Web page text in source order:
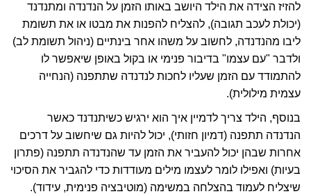
להזיז הצידה את הילד היושב באותו הזמן על הנדנדה ומתנדנד
(יכולת לעכב תגובה), להצליח להפנות את מבטו או את תשומת
ליבו מהנדנדה, לחשוב על משהו אחר בינתיים (ניהול תשומת לב)
ולדבר "עם עצמו" בדיבור פנימי או בקול באופן שיאפשר לו
להתמודד עם הזמן שעליו לחכות לנדנדה שתתפנה (הנחייה
עצמית מילולית).
בנוסף, הילד צריך לדמיין איך הוא ירגיש כשיתנדנד כאשר
הנדנדה תתפנה (דמיון חזותי), יכול להיות גם שיחשוב על דרכים
אחרות שבהן יכול להעביר את הזמן עד שהנדנדה תתפנה (פתרון
בעיות) ואפילו לומר לעצמו מילים מעודדות כדי להגביר את הסיכוי
שיצליח לעמוד בהצלחה במשימה (מוטיבציה פנימית, עידוד).